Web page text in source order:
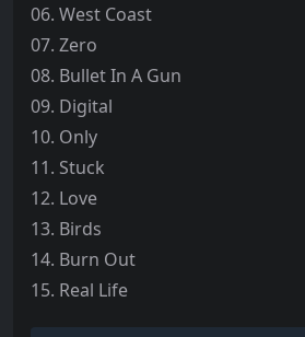
06. West Coast
07. Zero
08. Bullet In A Gun
09. Digital
10. Only
11. Stuck
12. Love
13. Birds
14. Burn Out
15. Real Life